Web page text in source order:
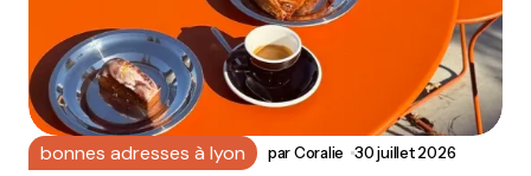
bonnes adresses à lyon parCoralie 30 juillet 2026